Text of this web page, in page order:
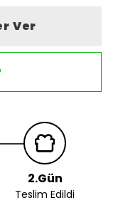
Ver
2.Gün
Teslim Edildi